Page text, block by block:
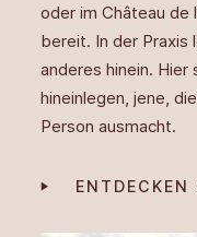
oder im Château de
bereit. In der
anderes hinein.
hineinlegen, jene,
Person ausmacht.